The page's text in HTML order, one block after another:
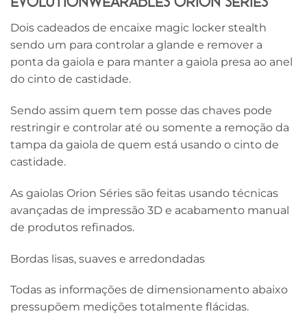
Dois cadeados de encaixe magic locker stealth
sendo um para controlar a glande e remover a
ponta da gaiola e para manter a gaiola presa ao anel
do cinto de castidade.
Sendo assim quem tem posse das chaves pode
restringir e controlar até ou somente a remoção da
tampa da gaiola de quem está usando o cinto de
castidade.
As gaiolas Orion Séries são feitas usando técnicas
avançadas de impressão 3D e acabamento manual
de produtos refinados.
Bordas lisas, suaves e arredondadas
Todas as informações de dimensionamento abaixo
pressupõem medições totalmente flácidas.